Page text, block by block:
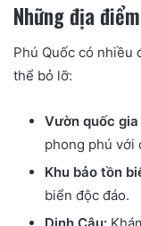
Những địa
Phú Quốc có nhiều
thể bỏ lỡ:
Vườn quốc
phong phú với
Khu bảo tồn
biển độc đáo.
Dinh Cậu: